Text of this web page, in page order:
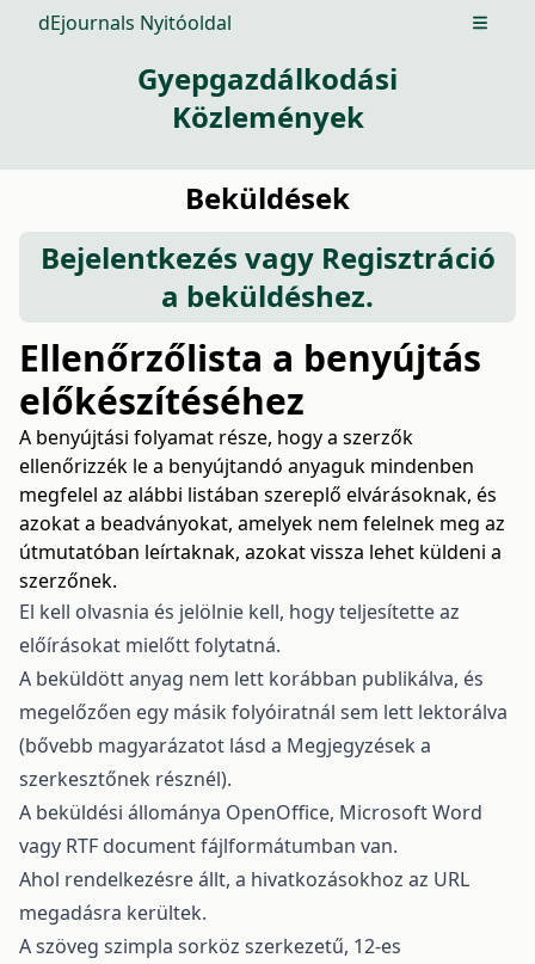
dEjournals Nyitóoldal Open
Gyepgazdálkodási
Közlemények
Beküldések
Bejelentkezés vagy Regisztráció
a beküldéshez.
Ellenőrzőlista a benyújtás
előkészítéséhez
A benyújtási folyamat része, hogy a szerzők
ellenőrizzék le a benyújtandó anyaguk mindenben
megfelel az alábbi listában szereplő elvárásoknak, és
azokat a beadványokat, amelyek nem felelnek meg az
útmutatóban leírtaknak, azokat vissza lehet küldeni a
szerzőnek.
El kell olvasnia és jelölnie kell, hogy teljesítette az
előírásokat mielőtt folytatná.
A beküldött anyag nem lett korábban publikálva, és
megelőzően egy másik folyóiratnál sem lett lektorálva
(bővebb magyarázatot lásd a Megjegyzések a
szerkesztőnek résznél).
A beküldési állománya OpenOffice, Microsoft Word
vagy RTF document fájlformátumban van.
Ahol rendelkezésre állt, a hivatkozásokhoz az URL
megadásra kerültek.
A szöveg szimpla sorköz szerkezetű, 12-es